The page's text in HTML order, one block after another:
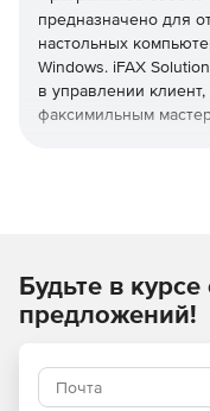
предназначено для
настольных
Windows. iFAX
в управлении
факсимильным
Простота
Интеграция с
Будьте в
предложений!